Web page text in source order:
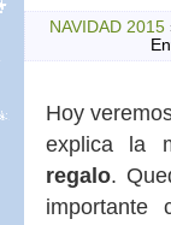
NAVIDAD 2015
Hoy
explica la
regalo.